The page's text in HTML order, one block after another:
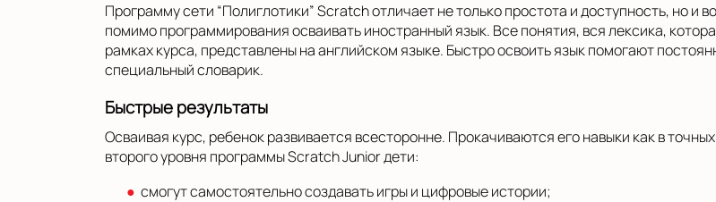
Программу сети “Полиглотики” Scratch отличает не только простота и доступность, но и
помимо программирования осваивать иностранный язык. Все понятия, вся лексика,
рамках курса, представлены на английском языке. Быстро освоить язык помогают
специальный словарик.
Быстрые результаты
Осваивая курс, ребенок развивается всесторонне. Прокачиваются его навыки как в
второго уровня программы Scratch Junior дети:
смогут самостоятельно создавать игры и цифровые истории;